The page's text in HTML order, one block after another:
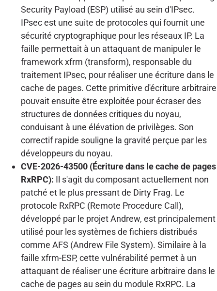
Security Payload (ESP) utilisé au sein d'IPsec.
IPsec est une suite de protocoles qui fournit une
sécurité cryptographique pour les réseaux IP. La
faille permettait à un attaquant de manipuler le
framework xfrm (transform), responsable du
traitement IPsec, pour réaliser une écriture dans le
cache de pages. Cette primitive d'écriture arbitraire
pouvait ensuite être exploitée pour écraser des
structures de données critiques du noyau,
conduisant à une élévation de privilèges. Son
correctif rapide souligne la gravité perçue par les
développeurs du noyau.
CVE-2026-43500 (Écriture dans le cache de pages
RxRPC): Il s'agit du composant actuellement non
patché et le plus pressant de Dirty Frag. Le
protocole RxRPC (Remote Procedure Call),
développé par le projet Andrew, est principalement
utilisé pour les systèmes de fichiers distribués
comme AFS (Andrew File System). Similaire à la
faille xfrm-ESP, cette vulnérabilité permet à un
attaquant de réaliser une écriture arbitraire dans le
cache de pages au sein du module RxRPC. La